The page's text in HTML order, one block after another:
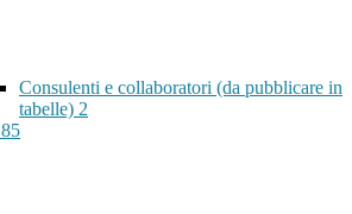
Consulenti e collaboratori (da pubblicare in
tabelle) 2
85